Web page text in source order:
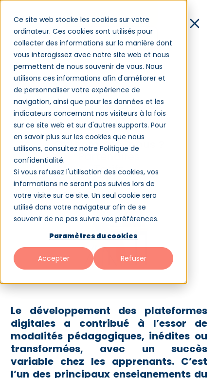
Ce site web stocke les cookies sur votre
ordinateur. Ces cookies sont utilisés pour
collecter des informations sur la manière dont
vous interagissez avec notre site web et nous
permettent de nous souvenir de vous. Nous
utilisons ces informations afin d'améliorer et
de personnaliser votre expérience de
navigation, ainsi que pour les données et les
indicateurs concernant nos visiteurs à la fois
sur ce site web et sur d'autres supports. Pour
en savoir plus sur les cookies que nous
utilisons, consultez notre Politique de
confidentialité.
Si vous refusez l'utilisation des cookies, vos
informations ne seront pas suivies lors de
votre visite sur ce site. Un seul cookie sera
utilisé dans votre navigateur afin de se
souvenir de ne pas suivre vos préférences.
Paramètres du cookies
Accepter Refuser
Contact
Connexion
Logiciel
Clients
Blog
Qui sommes-nous ?
Partenaires
Tarifs
Formation en ligne : les
raisons du succès
Gestion de la formation – 09/12/2024
Le développement des plateformes
digitales a contribué à l’essor de
modalités pédagogiques, inédites ou
transformées, avec un succès
variable chez les apprenants. C’est
l’un des principaux enseignements du